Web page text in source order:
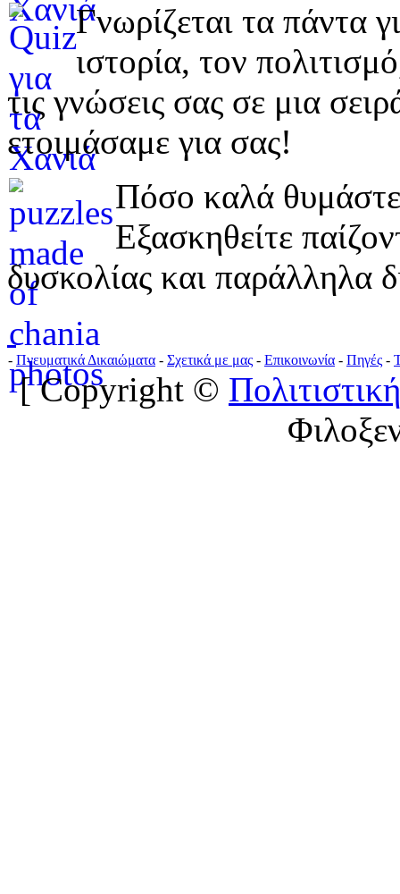
Γνωρίζεται τα πάντα
ιστορία, τον
τις γνώσεις σας σε μια
ετοιμάσαμε για σας!
Πόσο καλά
Εξασκηθείτε
δυσκολίας και παράλληλα
- Πνευματικά Δικαιώματα - Σχετικά με μας - Επικοινωνία - Πηγές -
[ Copyright ©